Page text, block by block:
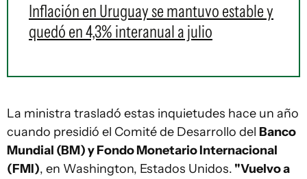
Inflación en Uruguay se mantuvo estable y
quedó en 4,3% interanual a julio
La ministra trasladó estas inquietudes hace un año
cuando presidió el Comité de Desarrollo del Banco
Mundial (BM) y Fondo Monetario Internacional
(FMI), en Washington, Estados Unidos. "Vuelvo a